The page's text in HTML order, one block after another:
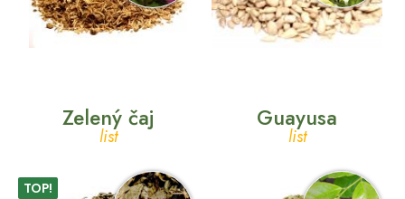
Zelený čaj
list
TOP!
Guayusa
list